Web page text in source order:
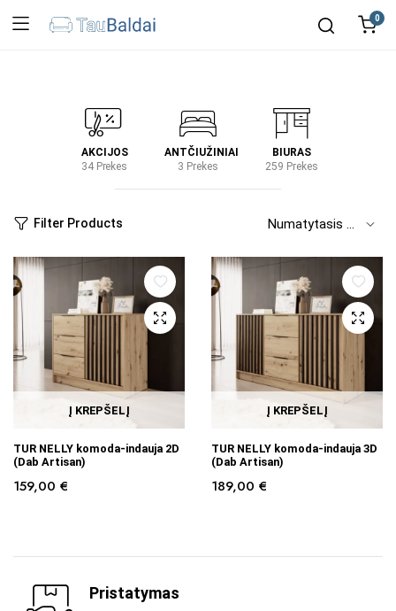
0
AKCIJOS
34 Prekes
ANTČIUŽINIAI
3 Prekes
BIURAS
259 Prekes
Filter Products
Į KREPŠELĮ
TUR NELLY komoda-indauja 2D
(Dab Artisan)
159,00 €
Į KREPŠELĮ
TUR NELLY komoda-indauja 3D
(Dab Artisan)
189,00 €
Pristatymas